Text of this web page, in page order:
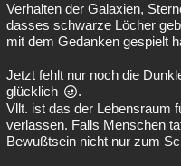
Verhalten der Galaxien,
dasses schwarze Löcher
mit dem Gedanken gespielt
Jetzt fehlt nur noch die
glücklich
.
Vllt. ist das der Lebensraum
verlassen. Falls Menschen
Bewußtsein nicht nur zum